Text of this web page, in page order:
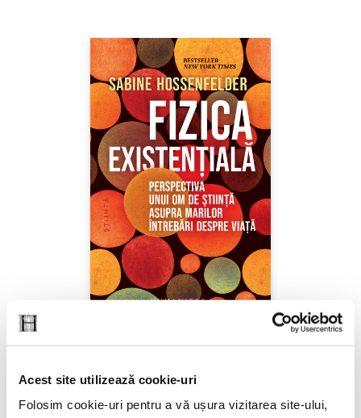
Acest site utilizează cookie-uri
Folosim cookie-uri pentru a vă ușura vizitarea site-ului,